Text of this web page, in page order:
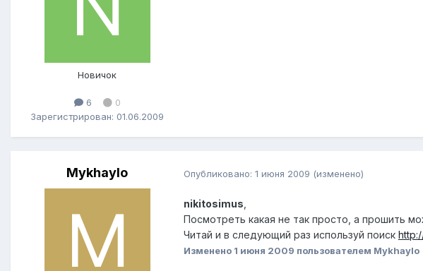
Новичок
6
0
Зарегистрирован: 01.06.2009
Mykhaylo Опубликовано: 1 июня 2009 (изменено)
nikitosimus
Посмотреть какая не так просто, а прошить
Читай и в следующий раз используй поиск
Изменено 1 июня 2009 пользователем Mykhaylo